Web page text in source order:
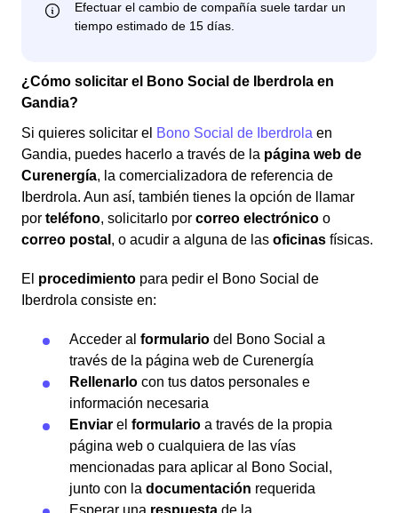
¿Cómo solicitar el Bono Social de Iberdrola en
Gandia?
Si quieres solicitar el Bono Social de Iberdrola en
Gandia, puedes hacerlo a través de la página web de
Curenergía, la comercializadora de referencia de
Iberdrola. Aun así, también tienes la opción de llamar
por teléfono, solicitarlo por correo electrónico o
correo postal , o acudir a alguna de las oficinas físicas.
El procedimiento para pedir el Bono Social de
Iberdrola consiste en:
Acceder al formulario del Bono Social a
través de la página web de Curenergía
Rellenarlo con tus datos personales e
información necesaria
Enviar el formulario a través de la propia
página web o cualquiera de las vías
mencionadas para aplicar al Bono Social,
junto con la documentación requerida